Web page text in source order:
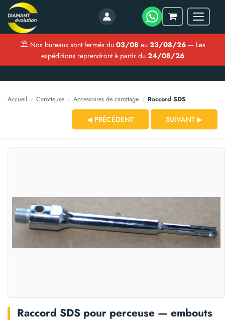
Mon
Menu
⛱ Nos bureaux sont fermés du 03/08 au 23/08/26— Les
expéditions reprendront à partir du 24/08/26
Accueil / Carotteuse / Accessoires de carottage / Raccord SDS
◀ PRÉCÉDENT SUIVANT ▶
Raccord SDS pour perceuse — embouts